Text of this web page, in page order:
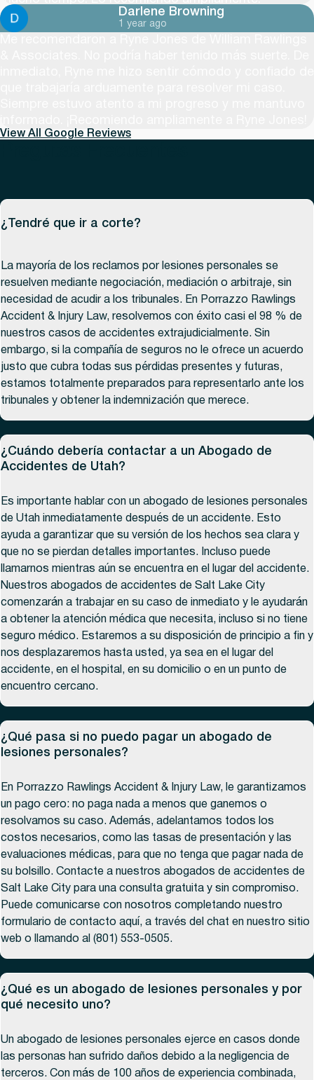
Darlene Browning
1 year ago
View All Google Reviews
¿Tendré que ir a corte?
La mayoría de los reclamos por lesiones personales se
resuelven mediante negociación, mediación o arbitraje, sin
necesidad de acudir a los tribunales. En Porrazzo Rawlings
Accident & Injury Law, resolvemos con éxito casi el 98 % de
nuestros casos de accidentes extrajudicialmente. Sin
embargo, si la compañía de seguros no le ofrece un acuerdo
justo que cubra todas sus pérdidas presentes y futuras,
estamos totalmente preparados para representarlo ante los
tribunales y obtener la indemnización que merece.
¿Cuándo debería contactar a un Abogado de
Accidentes de Utah?
Es importante hablar con un abogado de lesiones personales
de Utah inmediatamente después de un accidente. Esto
ayuda a garantizar que su versión de los hechos sea clara y
que no se pierdan detalles importantes. Incluso puede
llamarnos mientras aún se encuentra en el lugar del accidente.
Nuestros abogados de accidentes de Salt Lake City
comenzarán a trabajar en su caso de inmediato y le ayudarán
a obtener la atención médica que necesita, incluso si no tiene
seguro médico. Estaremos a su disposición de principio a fin y
nos desplazaremos hasta usted, ya sea en el lugar del
accidente, en el hospital, en su domicilio o en un punto de
encuentro cercano.
¿Qué pasa si no puedo pagar un abogado de
lesiones personales?
En Porrazzo Rawlings Accident & Injury Law, le garantizamos
un pago cero: no paga nada a menos que ganemos o
resolvamos su caso. Además, adelantamos todos los
costos necesarios, como las tasas de presentación y las
evaluaciones médicas, para que no tenga que pagar nada de
su bolsillo. Contacte a nuestros abogados de accidentes de
Salt Lake City para una consulta gratuita y sin compromiso.
Puede comunicarse con nosotros completando nuestro
formulario de contacto aquí, a través del chat en nuestro sitio
web o llamando al (801) 553-0505.
¿Qué es un abogado de lesiones personales y por
qué necesito uno?
Un abogado de lesiones personales ejerce en casos donde
las personas han sufrido daños debido a la negligencia de
terceros. Con más de 100 años de experiencia combinada,